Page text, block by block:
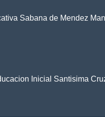
Sabana de Mendez
Inicial Santisima